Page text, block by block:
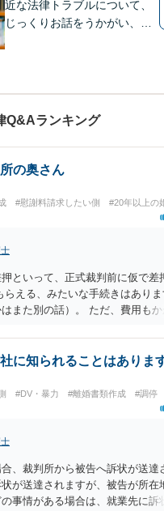
近な法律トラブルについて、
じっくりお話をうかがい、わ
Q&Aランキング
の奥さん
#慰謝料請求したい側 #20年以上の
といって、正式裁判前に仮で差
らえる、みたいな手続きはあり
また別の話）。 ただ、費用も
に行って詳しく話を聞いてみま
に知られることはありま
#DV・暴力 #離婚書類作成 #調停
、裁判所から被告へ訴状が送達
が送達されますが、被告が所在
事情がある場合は、就業先に訴